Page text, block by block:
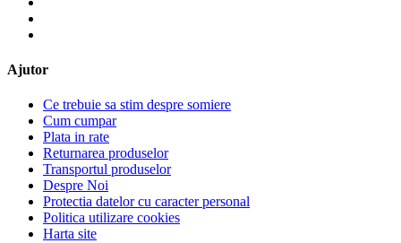
Ajutor
Ce trebuie sa stim despre somiere
Cum cumpar
Plata in rate
Returnarea produselor
Transportul produselor
Despre Noi
Protectia datelor cu caracter personal
Politica utilizare cookies
Harta site